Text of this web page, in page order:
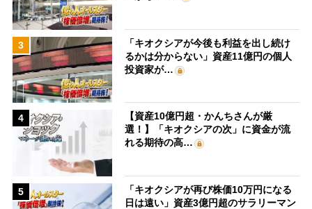
3
「キオクシアが今後も利益を出し続け
るかは分からない」資産11億円の個人
投資家が…
4
【資産10億円超・かんちさんが厳
選！】「キオクシアの次」に資金が流
れる期待の高…
5
「キオクシアが再び株価10万円になる
日は遠い」資産3億円超のサラリーマン